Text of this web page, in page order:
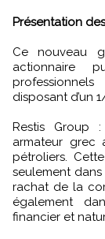
Présentation
Ce nouveau
actionnaire
disposant d’un
Restis Group
armateur grec
pétroliers.
seulement
rachat de la
également
financier et